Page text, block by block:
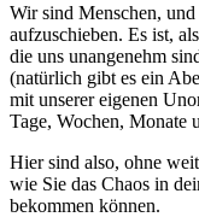
Wir sind Menschen,
aufzuschieben. Es ist,
die uns unangenehm
(natürlich gibt es ein
mit unserer eigenen
Tage, Wochen, Monate
Hier sind also, ohne
wie Sie das Chaos in
bekommen können.